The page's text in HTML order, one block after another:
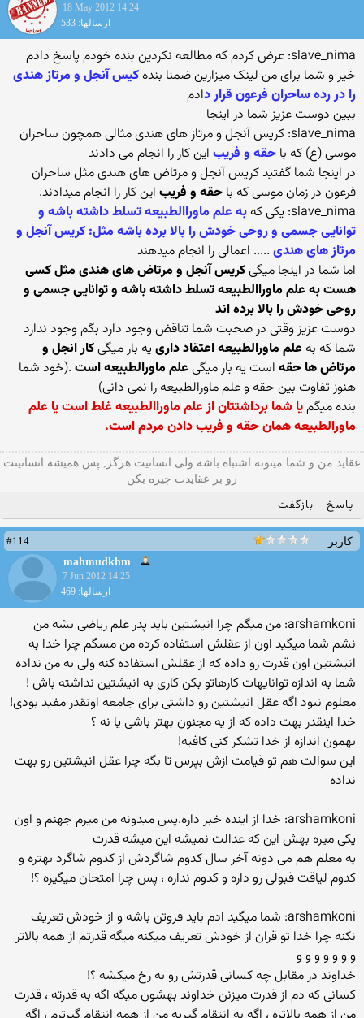
18 May 2012 14:24
ارسالها: 533
slave_nima: عرض کردم که مطالعه نکردین بنده خودم پاسخ دادم
خیر و شما برای من لینک میزارین ضمنا بندهکیس آنجل و مرتاز هندی
را در رده ساحران فرعون قرار دادم
ببین دوست عزیز شما در اینجا
slave_nima: کریس آنجل و مرتاز های هندی مثالی همچون ساحران
موسی (ع) که با حقه و فریب این کار را انجام می دادند
در اینجا شما گفتید کریس آنجل و مرتاض های هندی مثل ساحران
فرعون در زمان موسی که با حقه و فریب این کار را انجام میدادند.
slave_nima: یکی که
به علم ماوراالطبیعه تسلط داشته باشه و
توانایی جسمی و روحی خودش را بالا برده باشه مثل: کریس آنجل و
مرتاز های هندی ..... اعمالی را انجام میدهند
اما شما در اینجا میگیکریس آنجل و مرتاض های هندی مثل کسی
هست به علم ماوراالطبیعه تسلط داشته باشه و توانایی جسمی و
روحی خودش را بالا برده اند
دوست عزیز وقتی در صحبت شما تناقض وجود دارد بگم وجود ندارد
شما که به علم ماورالطبیعه اعتقاد داری یه بار میگیکار انجل و
مرتاض ها حقه است یه بار میگی علم ماورالطبیعه است .(خود شما
هنوز تفاوت بین حقه و علم ماورالطبیعه را نمی دانی)
بنده میگمیا شما برداشتتان از علم ماوراالطبیعه غلط است یا علم
ماورالطبیعه همان حقه و فریب دادن مردم است.
عقاید من و شما میتونه اشتباه باشه ولی انسانیت هرگز, پس همیشه انسانیتت
رو بر عقایدت چیره بکن
پاسخ بازگفت
کاربر
#114
mahmudkhm
7 Jun 2012 14:25
ارسالها: 469
arshamkoni: من میگم چرا انیشتین باید پدر علم ریاضی بشه من
نشم شما میگید اون از عقلش استفاده کرده من مسگم چرا خدا به
انیشتین اون قدرت رو داده که از عقلش استفاده کنه ولی به من نداده
شما به اندازه توانایهات کارهاتو بکن کاری به انیشتین نداشته باش !
معلوم نبود اگه عقل انیشتین رو داشتی برای جامعه اونقدر مفید بودی!
خدا اینقدر بهت داده که از یه مجنون بهتر باشی یا نه ؟
بهمون اندازه از خدا تشکر کنی کافیه!
این سوالت هم تو قیامت ازش بپرس تا بگه چرا عقل انیشتین رو بهت
نداده
arshamkoni: خدا از اینده خبر داره.پس میدونه من میرم جهنم و اون
یکی میره بهش این که عدالت نمیشه این میشه قدرت
یه معلم هم می دونه آخر سال کدوم شاگردش از کدوم شاگرد بهتره و
کدوم لیاقت قبولی رو داره و کدوم نداره ، پس چرا امتحان میگیره ؟!
arshamkoni: شما میگید ادم باید فروتن باشه و از خودش تعریف
نکنه چرا خدا تو قران از خودش تعریف میکنه میگه قدرتم از همه بالاتر
و و و و و و و
خداوند در مقابل چه کسانی قدرتش رو به رخ میکشه ؟!
کسانی که دم از قدرت میزنن خداوند بهشون میگه اگه به قدرته ، قدرت